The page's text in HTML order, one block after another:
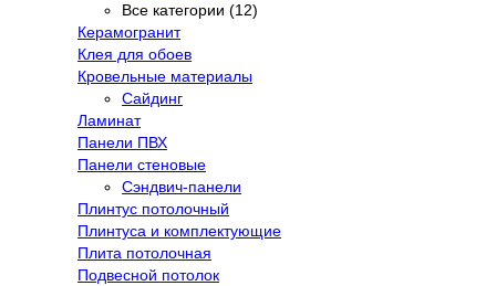
Все категории (12)
Керамогранит
Клея для обоев
Кровельные материалы
Сайдинг
Ламинат
Панели ПВХ
Панели стеновые
Сэндвич-панели
Плинтус потолочный
Плинтуса и комплектующие
Плита потолочная
Подвесной потолок